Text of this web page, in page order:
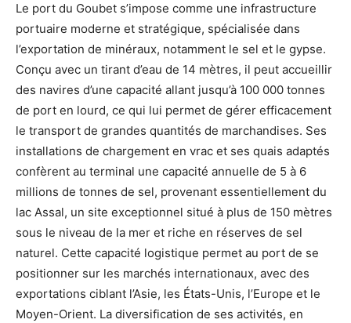
Le port du Goubet s’impose comme une infrastructure
portuaire moderne et stratégique, spécialisée dans
l’exportation de minéraux, notamment le sel et le gypse.
Conçu avec un tirant d’eau de 14 mètres, il peut accueillir
des navires d’une capacité allant jusqu’à 100 000 tonnes
de port en lourd, ce qui lui permet de gérer efficacement
le transport de grandes quantités de marchandises. Ses
installations de chargement en vrac et ses quais adaptés
confèrent au terminal une capacité annuelle de 5 à 6
millions de tonnes de sel, provenant essentiellement du
lac Assal, un site exceptionnel situé à plus de 150 mètres
sous le niveau de la mer et riche en réserves de sel
naturel. Cette capacité logistique permet au port de se
positionner sur les marchés internationaux, avec des
exportations ciblant l’Asie, les États-Unis, l’Europe et le
Moyen-Orient. La diversification de ses activités, en